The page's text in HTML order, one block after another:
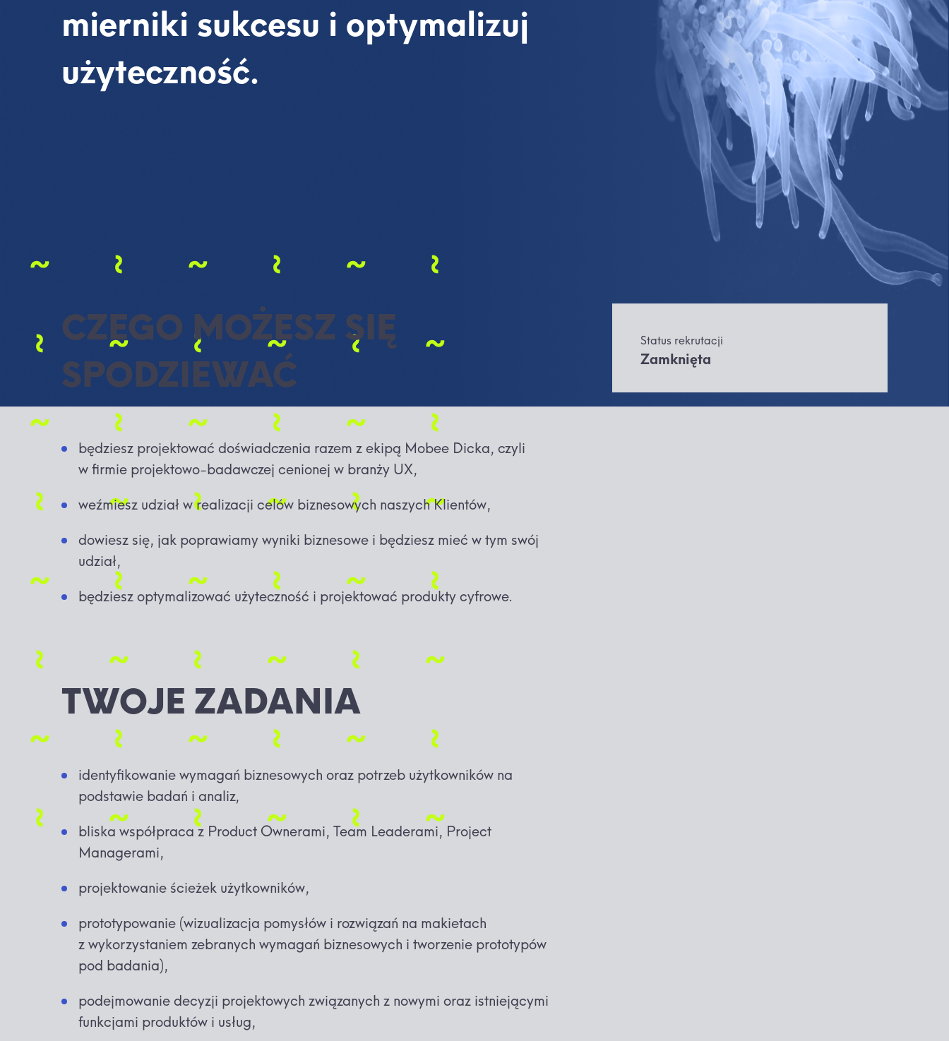
mierniki sukcesu i optymalizuj
użyteczność.
CZEGO MOŻESZ SIĘ
SPODZIEWAĆ
będziesz projektować doświadczenia razem z ekipą Mobee Dicka, czyli
w firmie projektowo-badawczej cenionej w branży UX,
weźmiesz udział w realizacji celów biznesowych naszych Klientów,
dowiesz się, jak poprawiamy wyniki biznesowe i będziesz mieć w tym swój
udział,
będziesz optymalizować użyteczność i projektować produkty cyfrowe.
TWOJE ZADANIA
identyfikowanie wymagań biznesowych oraz potrzeb użytkowników na
podstawie badań i analiz,
bliska współpraca z Product Ownerami, Team Leaderami, Project
Managerami,
projektowanie ścieżek użytkowników,
prototypowanie (wizualizacja pomysłów i rozwiązań na makietach
z wykorzystaniem zebranych wymagań biznesowych i tworzenie prototypów
pod badania),
podejmowanie decyzji projektowych związanych z nowymi oraz istniejącymi
funkcjami produktów i usług,
Status rekrutacji
Zamknięta